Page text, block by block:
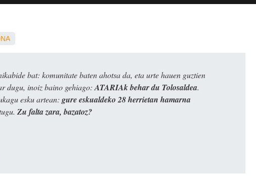
bat: komunitate baten ahotsa da, eta urte hauen guztien
dugu, inoiz baino gehiago: ATARIAk behar du Tolosaldea.
esku artean: gure eskualdeko 28 herrietan hamarna
Zu falta zara, bazatoz?